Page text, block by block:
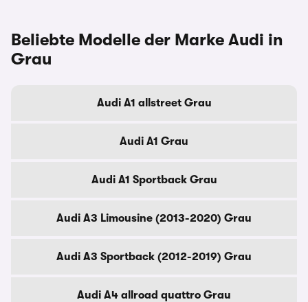
Beliebte Modelle der Marke Audi in
Grau
Audi A1 allstreet Grau
Audi A1 Grau
Audi A1 Sportback Grau
Audi A3 Limousine (2013-2020) Grau
Audi A3 Sportback (2012-2019) Grau
Audi A4 allroad quattro Grau